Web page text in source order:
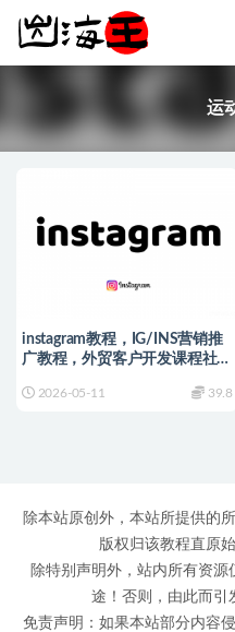
运
instagram教程，IG/INS营销推
广教程，外贸客户开发课程社交
2026-05-11 39.8
除本站原创外，本站所提供的
版权归该教程直原
除特别声明外，站内所有资
途！否则，由此而引
免责声明：如果本站部分内容
全部